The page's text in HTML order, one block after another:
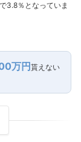
3.8％となっていま
万円 貰えない